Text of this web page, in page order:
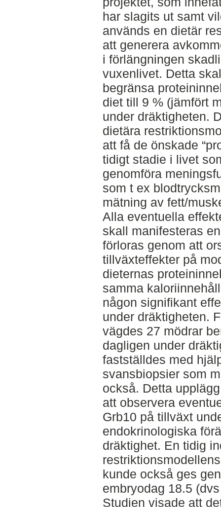
har slagits ut samt
används en dietär
att generera
i förlängningen
vuxenlivet. Detta
begränsa
diet till 9 % (jämfört
under dräktigheten.
dietära
att få de önskade
tidigt stadie i livet
genomföra
som t ex
mätning av fett/
Alla eventuella
skall manifesteras
förloras genom att
tillväxteffekter på
dieternas
samma
någon signifikant
under dräktigheten.
vägdes 27 mödrar
dagligen under
fastställdes med
svansbiopsier som
också. Detta
att observera
Grb10 på tillväxt
endokrinologiska
dräktighet. En tidig
kunde också ges
embryodag 18.5
Studien visade att